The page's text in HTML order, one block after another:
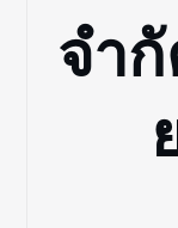
จำ